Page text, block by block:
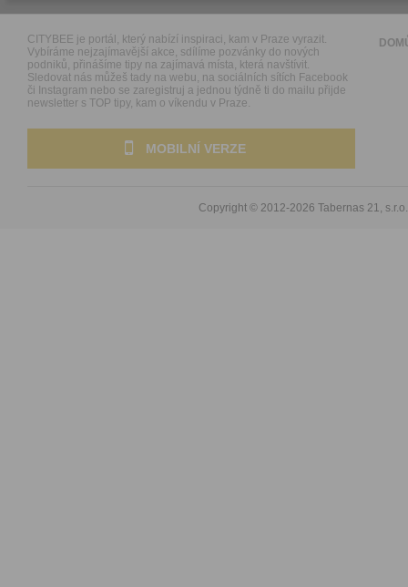
CITYBEE je portál, který nabízí inspiraci, kam v Praze vyrazit.
Vybíráme nejzajímavější akce, sdílíme pozvánky do nových
podniků, přinášíme tipy na zajímavá místa, která navštívit.
Sledovat nás můžeš tady na webu, na sociálních sítích Facebook
či Instagram nebo se zaregistruj a jednou týdně ti do mailu přijde
newsletter s TOP tipy, kam o víkendu v Praze.
MOBILNÍ VERZE
Copyright © 2012-2026 Tabernas 21, s.r.o.